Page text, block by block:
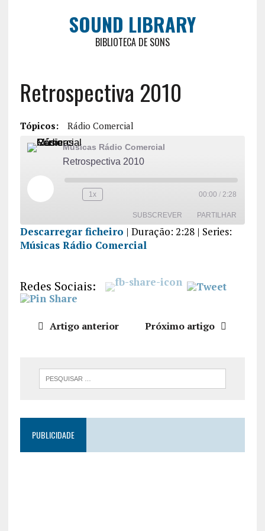
SOUND LIBRARY
BIBLIOTECA DE SONS
Retrospectiva 2010
Tópicos: Rádio Comercial
Músicas Rádio Comercial
Retrospectiva 2010
1x 00:00 / 2:28
SUBSCREVER PARTILHAR
PARTILHA
INCORPO
RAR
Descarregar ficheiro | Duração: 2:28| Series:
Músicas Rádio Comercial
Redes Sociais:
Artigo anterior Próximo artigo
PUBLICIDADE